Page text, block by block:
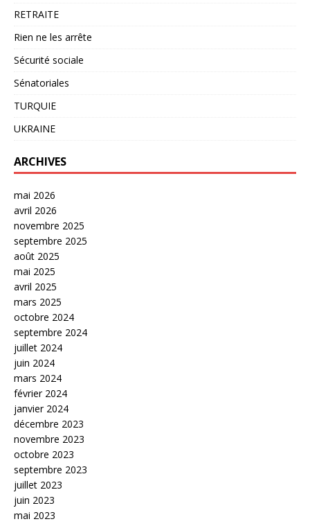
RETRAITE
Rien ne les arrête
Sécurité sociale
Sénatoriales
TURQUIE
UKRAINE
ARCHIVES
mai 2026
avril 2026
novembre 2025
septembre 2025
août 2025
mai 2025
avril 2025
mars 2025
octobre 2024
septembre 2024
juillet 2024
juin 2024
mars 2024
février 2024
janvier 2024
décembre 2023
novembre 2023
octobre 2023
septembre 2023
juillet 2023
juin 2023
mai 2023